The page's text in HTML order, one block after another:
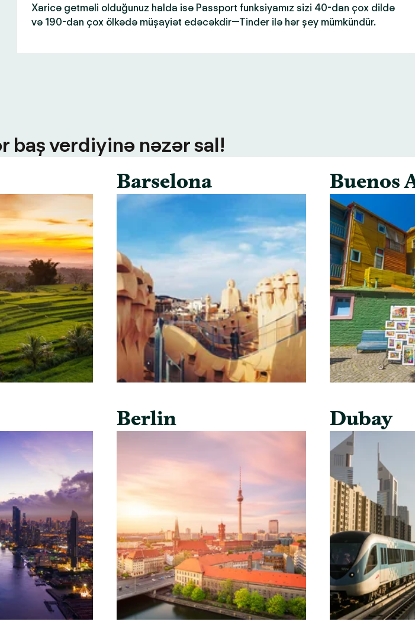
Xaricə getməli olduğunuz halda isə Passport funksiyamız sizi 40-dan çox dildə
və 190-dan çox ölkədə müşayiət edəcəkdir—Tinder ilə hər şey mümkündür.
baş verdiyinə nəzər sal!
Barselona
Berlin
Buenos
Dubay